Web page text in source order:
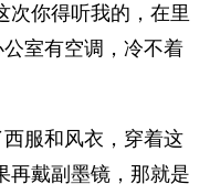
次你得听我的，在里
室有空调，冷不着
服和风衣，穿着这
再戴副墨镜，那就是